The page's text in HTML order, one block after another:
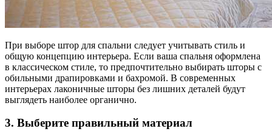
При выборе штор для спальни следует учитывать стиль и
общую концепцию интерьера. Если ваша спальня оформлена
в классическом стиле, то предпочтительно выбирать шторы с
обильными драпировками и бахромой. В современных
интерьерах лаконичные шторы без лишних деталей будут
выглядеть наиболее органично.
3. Выберите правильный материал